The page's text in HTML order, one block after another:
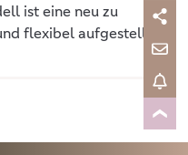
ist eine neu zu
flexibel aufgestellt.